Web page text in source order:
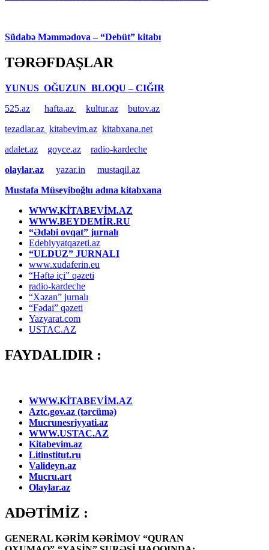
Südabə Məmmədova – “Debüt” kitabı
TƏRƏFDAŞLAR
YUNUS OĞUZUN BLOQU – CIĞIR
525.az
hafta.az kultur.az
butov.az
tezadlar.az kitabevim.az kitabxana.net
adalet.az
goyce.az
radio-kardeche
olaylar.az
yazar.in
mustaqil.az
Mustafa Müseyiboğlu adına kitabxana
WWW.KİTABEVİM.AZ
WWW.BEYDEMİR.RU
“Ədəbi ovqat” jurnalı
Edebiyyatqazeti.az
“ULDUZ” JURNALI
www.xudaferin.eu
“Həftə içi” qəzeti
radio-kardeche
“Xəzan” jurnalı
“Fədai” qəzeti
Yazyarat.com
USTAC.AZ
FAYDALIDIR :
WWW.KİTABEVİM.AZ
Aztc.gov.az (tərcümə)
Mucrunesriyyati.az
WWW.USTAC.AZ
Kitabevim.az
Litinstitut.ru
Valideyn.az
Mucru.art
Olaylar.az
ADƏTİMİZ :
GENERAL KƏRİM KƏRİMOV “QURAN